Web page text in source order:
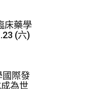
床藥學
(六)
國際發
為世